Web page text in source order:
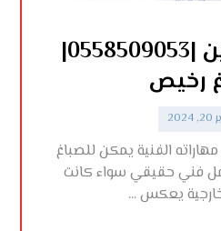
صباغ في العين |0558509053|
رخيص
الفنية يمكن للصباغ
فني حقيقي سواء كانت
يعكس ...